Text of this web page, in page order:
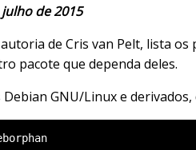
de 2015
de Cris van Pelt, lista os
pacote que dependa deles.
GNU/Linux e derivados,